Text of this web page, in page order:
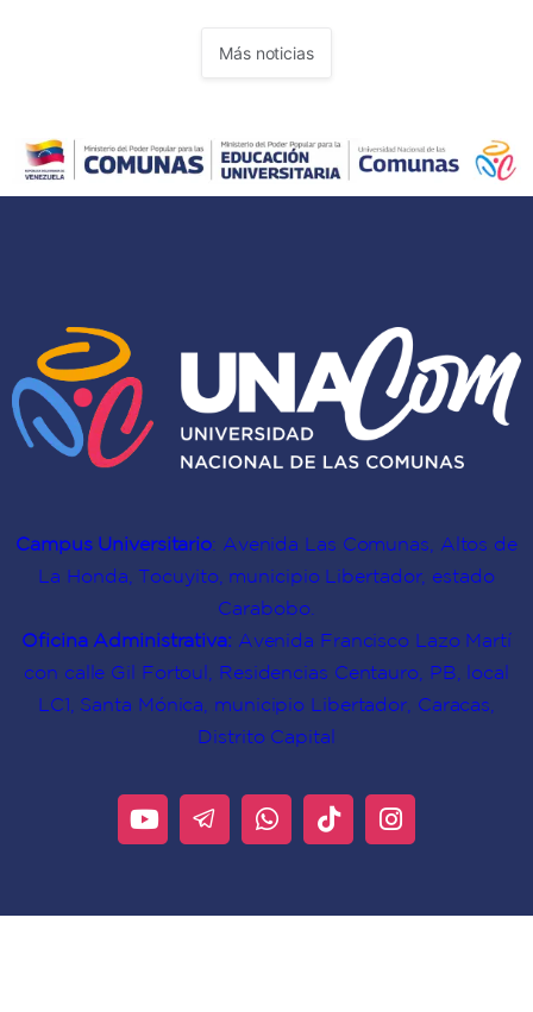
el
territorio
comunal
de
y
formadoras
sobre
aprendizaje
Más noticias
Campus Universitario: Avenida Las Comunas, Altos de
La Honda, Tocuyito, municipio Libertador, estado
Carabobo.
Oficina Administrativa: Avenida Francisco Lazo Martí
con calle Gil Fortoul, Residencias Centauro, PB, local
LC1, Santa Mónica, municipio Libertador, Caracas,
Distrito Capital